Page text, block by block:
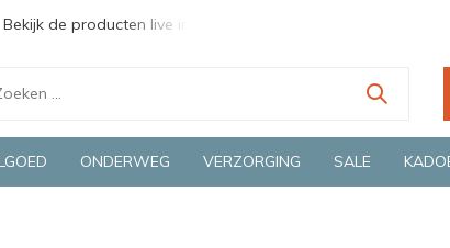
Bekijk de producten live in onze winkel in Deventer
ONDERWEG VERZORGING SALE